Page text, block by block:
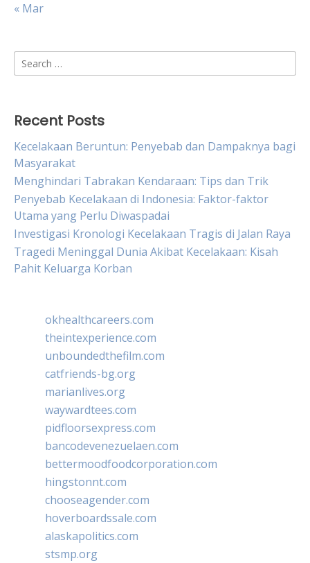
« Mar
Search
for:
Recent Posts
Kecelakaan Beruntun: Penyebab dan Dampaknya bagi
Masyarakat
Menghindari Tabrakan Kendaraan: Tips dan Trik
Penyebab Kecelakaan di Indonesia: Faktor-faktor
Utama yang Perlu Diwaspadai
Investigasi Kronologi Kecelakaan Tragis di Jalan Raya
Tragedi Meninggal Dunia Akibat Kecelakaan: Kisah
Pahit Keluarga Korban
okhealthcareers.com
theintexperience.com
unboundedthefilm.com
catfriends-bg.org
marianlives.org
waywardtees.com
pidfloorsexpress.com
bancodevenezuelaen.com
bettermoodfoodcorporation.com
hingstonnt.com
chooseagender.com
hoverboardssale.com
alaskapolitics.com
stsmp.org